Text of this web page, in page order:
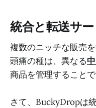
統合と転送サ
複数のニッチな販売
頭痛の種は、異なる
商品を管理することで
さて、BuckyDropは